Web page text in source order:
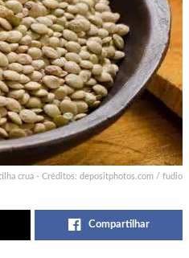
crua - Créditos: depositphotos.com / fudio
Compartilhar